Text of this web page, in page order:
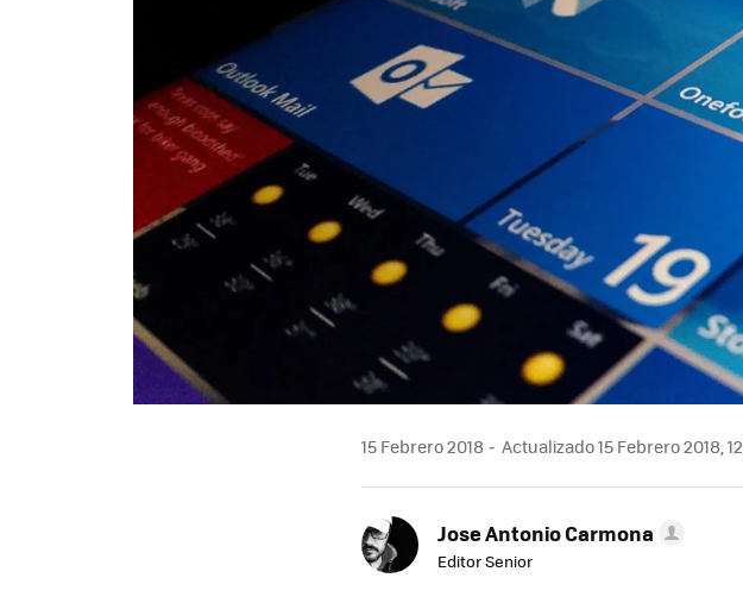
15 Febrero 2018 Actualizado 15 Febrero 2018,
Jose Antonio Carmona
Editor Senior